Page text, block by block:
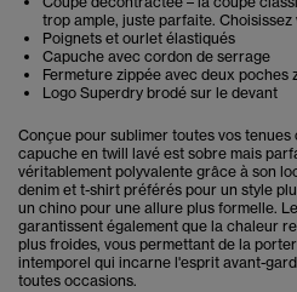
trop ample, juste parfaite.
Poignets et ourlet élastiqués
Capuche avec cordon de serrage
Fermeture zippée avec deux poches
Logo Superdry brodé sur le devant
Conçue pour sublimer toutes vos
capuche en twill lavé est sobre mais
véritablement polyvalente grâce à son
denim et t-shirt préférés pour un style
un chino pour une allure plus formelle.
garantissent également que la chaleur
plus froides, vous permettant de la
intemporel qui incarne l'esprit avant-
toutes occasions.